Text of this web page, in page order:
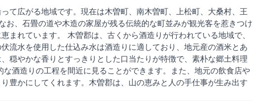
て広がる地域です。現在は木曽町、南木曽町、上松町、大桑村、王
、石畳の道や木造の家屋が残る伝統的な町並みが観光客を惹きつけ
れています。 木曽郡は、古くから酒造りが行われている地域で、
流水を使用した仕込み水は酒造りに適しており、地元産の酒米とあ
穏やかな香りとすっきりとした口当たりが特徴で、素朴な郷土料理
酒造りの工程を間近に見ることができます。また、地元の飲食店や
豊かにしてくれます。木曽郡は、山の恵みと人の手仕事が生み出す